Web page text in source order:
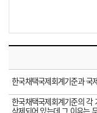
한국채택국제회계기준과 국
한국채택국제회계기준의 각